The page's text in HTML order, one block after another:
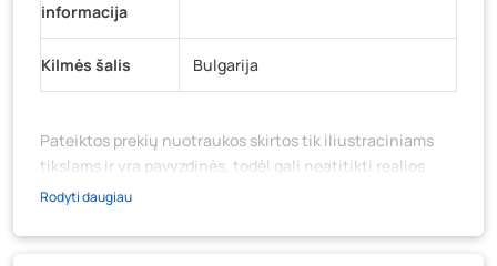
informacija
Kilmės šalis Bulgarija
Pateiktos prekių nuotraukos skirtos tik iliustraciniams
tikslams ir yra pavyzdinės, todėl gali neatitikti realios
prekių ir jų pakuotės išvaizdos, komplektacijos, spalvos ar
aprašymu) yra bendrinio pobūdžio, jame nebūtinai
Rodyti daugiau